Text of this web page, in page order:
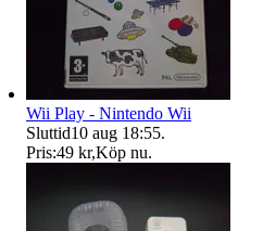
Wii Play - Nintendo Wii
Sluttid10 aug 18:55.
Pris:49 kr,Köp nu.